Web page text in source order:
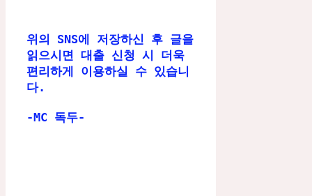
위의 SNS에 저장하신 후 글을
읽으시면 대출 신청 시 더욱
편리하게 이용하실 수 있습니
다.
-MC 독두-